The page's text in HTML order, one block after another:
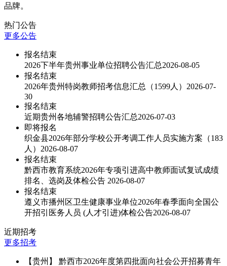
品牌。
热门公告
更多公告
报名结束
2026下半年贵州事业单位招聘公告汇总2026-08-05
报名结束
2026年贵州特岗教师招考信息汇总（1599人） 2026-07-
30
报名结束
近期贵州各地辅警招聘公告汇总2026-07-03
即将报名
织金县2026年部分学校公开考调工作人员实施方案（183
人） 2026-08-07
报名结束
黔西市教育系统2026年专项引进高中教师面试复试成绩
排名、选岗及体检公告 2026-08-07
报名结束
遵义市播州区卫生健康事业单位2026年春季面向全国公
开招引医务人员 (人才引进)体检公告2026-08-07
近期招考
更多招考
【贵州】 黔西市2026年度第四批面向社会公开招募青年